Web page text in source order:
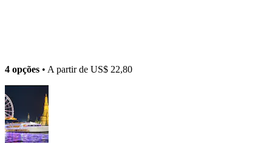
4 opções • A partir de US$ 22,80